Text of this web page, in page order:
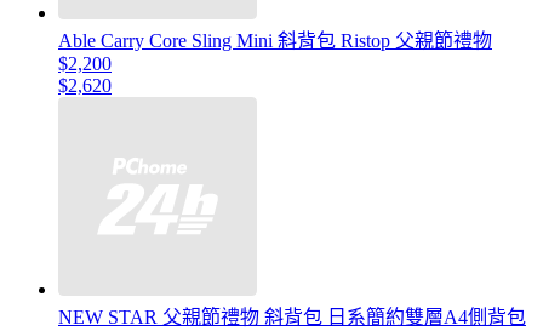
Able Carry Core Sling Mini 斜背包 Ristop 父親節禮物
$2,200
$2,620
NEW STAR 父親節禮物 斜背包 日系簡約雙層A4側背包